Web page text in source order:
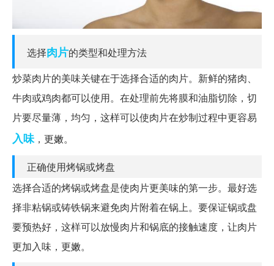
选择肉片的类型和处理方法
炒菜肉片的美味关键在于选择合适的肉片。新鲜的猪肉、
牛肉或鸡肉都可以使用。在处理前先将膜和油脂切除，切
片要尽量薄，均匀，这样可以使肉片在炒制过程中更容易
入味，更嫩。
正确使用烤锅或烤盘
选择合适的烤锅或烤盘是使肉片更美味的第一步。最好选
择非粘锅或铸铁锅来避免肉片附着在锅上。要保证锅或盘
要预热好，这样可以放慢肉片和锅底的接触速度，让肉片
更加入味，更嫩。